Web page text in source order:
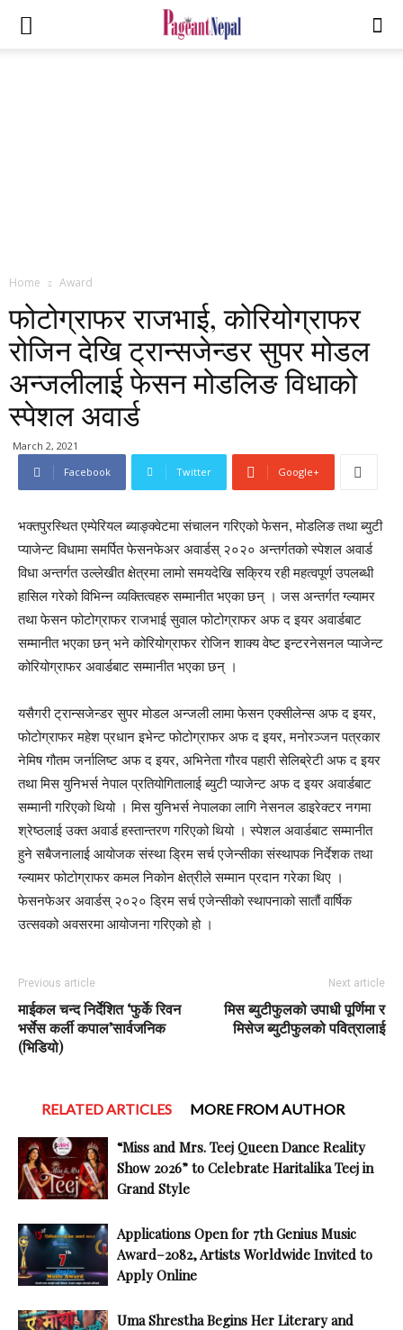
Home Award
फोटोग्राफर राजभाई, कोरियोग्राफर
रोजिन देखि ट्रान्सजेन्डर सुपर मोडल
अन्जलीलाई फेसन मोडलिङ विधाको
स्पेशल अवार्ड
March 2, 2021
Facebook
Twitter Google+
भक्तपुरस्थित एम्पेरियल ब्याङ्क्वेटमा संचालन गरिएको फेसन, मोडलिङ तथा ब्युटी
प्याजेन्ट विधामा समर्पित फेसनफेअर अवार्डस् २०२० अन्तर्गतको स्पेशल अवार्ड
विधा अन्तर्गत उल्लेखीत क्षेत्रमा लामो समयदेखि सक्रिय रही महत्वपूर्ण उपलब्धी
हासिल गरेको विभिन्न व्यक्तित्वहरु सम्मानीत भएका छन् । जस अन्तर्गत ग्ल्यामर
तथा फेसन फोटोग्राफर राजभाई सुवाल फोटोग्राफर अफ द इयर अवार्डबाट
सम्मानीत भएका छन् भने कोरियोग्राफर रोजिन शाक्य वेष्ट इन्टरनेसनल प्याजेन्ट
कोरियोग्राफर अवार्डबाट सम्मानीत भएका छन् ।
यसैगरी ट्रान्सजेन्डर सुपर मोडल अन्जली लामा फेसन एक्सीलेन्स अफ द इयर,
फोटोग्राफर महेश प्रधान इभेन्ट फोटोग्राफर अफ द इयर, मनोरञ्जन पत्रकार
नेमिष गौतम जर्नालिष्ट अफ द इयर, अभिनेता गौरव पहारी सेलिब्रेटी अफ द इयर
तथा मिस युनिभर्स नेपाल प्रतियोगितालाई ब्युटी प्याजेन्ट अफ द इयर अवार्डबाट
सम्मानी गरिएको थियो । मिस युनिभर्स नेपालका लागि नेसनल डाइरेक्टर नगमा
श्रेष्ठलाई उक्त अवार्ड हस्तान्तरण गरिएको थियो । स्पेशल अवार्डबाट सम्मानीत
हुने सबैजनालाई आयोजक संस्था ड्रिम सर्च एजेन्सीका संस्थापक निर्देशक तथा
ग्ल्यामर फोटोग्राफर कमल निकोन क्षेत्रीले सम्मान प्रदान गरेका थिए ।
फेसनफेअर अवार्डस् २०२० ड्रिम सर्च एजेन्सीको स्थापनाको सातौं वार्षिक
उत्सवको अवसरमा आयोजना गरिएको हो ।
Previous article
माईकल चन्द निर्देशित ‘फुर्के रिवन
भर्सेस कर्ली कपाल’सार्वजनिक
(भिडियो)
Next article
मिस ब्युटीफुलको उपाधी पूर्णिमा र
मिसेज ब्युटीफुलको पवित्रालाई
RELATED ARTICLES MORE FROM AUTHOR
“Miss and Mrs. Teej Queen Dance Reality
Show 2026” to Celebrate Haritalika Teej in
Grand Style
Applications Open for 7th Genius Music
Award–2082, Artists Worldwide Invited to
Apply Online
Uma Shrestha Begins Her Literary and